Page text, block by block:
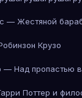
— Жестяной
Крузо
Над пропастью
Поттер и